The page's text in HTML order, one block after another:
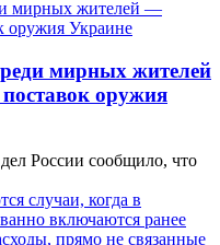
мирных жителей
оружия
России сообщило, что